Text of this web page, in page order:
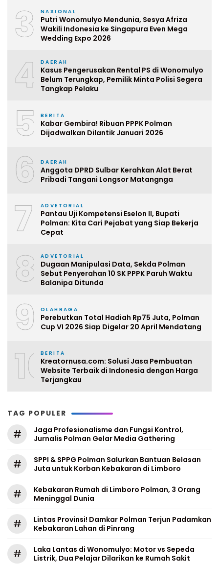
3 NASIONAL
Putri Wonomulyo Mendunia, Sesya Afriza
Wakili Indonesia ke Singapura Even Mega
Wedding Expo 2026
4 DAERAH
Kasus Pengerusakan Rental PS di Wonomulyo
Belum Terungkap, Pemilik Minta Polisi Segera
Tangkap Pelaku
5 BERITA
Kabar Gembira! Ribuan PPPK Polman
Dijadwalkan Dilantik Januari 2026
6 DAERAH
Anggota DPRD Sulbar Kerahkan Alat Berat
Pribadi Tangani Longsor Matangnga
7 ADVETORIAL
Pantau Uji Kompetensi Eselon II, Bupati
Polman: Kita Cari Pejabat yang Siap Bekerja
Cepat
8 ADVETORIAL
Dugaan Manipulasi Data, Sekda Polman
Sebut Penyerahan 10 SK PPPK Paruh Waktu
Balanipa Ditunda
9 OLAHRAGA
Perebutkan Total Hadiah Rp75 Juta, Polman
Cup VI 2026 Siap Digelar 20 April Mendatang
10BERITA
Kreatornusa.com: Solusi Jasa Pembuatan
Website Terbaik di Indonesia dengan Harga
Terjangkau
TAG POPULER
#
Jaga Profesionalisme dan Fungsi Kontrol,
Jurnalis Polman Gelar Media Gathering
#
SPPI & SPPG Polman Salurkan Bantuan Belasan
Juta untuk Korban Kebakaran di Limboro
#
Kebakaran Rumah di Limboro Polman, 3 Orang
Meninggal Dunia
#
Lintas Provinsi! Damkar Polman Terjun Padamkan
Kebakaran Lahan di Pinrang
#
Laka Lantas di Wonomulyo: Motor vs Sepeda
Listrik, Dua Pelajar Dilarikan ke Rumah Sakit